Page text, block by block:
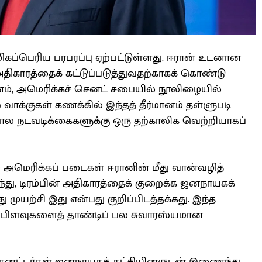
பரபரப்பு ஏற்பட்டுள்ளது. ஈரான் உடனான
கட்டுப்படுத்துவதற்காகக் கொண்டு
அமெரிக்கச் செனட் சபையில் நூலிழையில்
வாக்குகள் கணக்கில் இந்தத் தீர்மானம் தள்ளுபடி
நடவடிக்கைகளுக்கு ஒரு தற்காலிக வெற்றியாகப்
அமெரிக்கப் படைகள் ஈரானின் மீது வான்வழித்
டிரம்பின் அதிகாரத்தைக் குறைக்க ஜனநாயகக்
இது என்பது குறிப்பிடத்தக்கது. இந்த
பிளவுகளைத் தாண்டிப் பல சுவாரஸ்யமான